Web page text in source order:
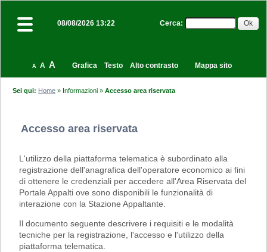
08/08/2026 13:22 Cerca:
A A A Grafica Testo Alto contrasto Mappa sito
Sei qui: Home » Informazioni »Accesso area riservata
Accesso area riservata
L'utilizzo della piattaforma telematica è subordinato alla
registrazione dell'anagrafica dell'operatore economico ai fini
di ottenere le credenziali per accedere all'Area Riservata del
Portale Appalti ove sono disponibili le funzionalità di
interazione con la Stazione Appaltante.
Il documento seguente descrivere i requisiti e le modalità
tecniche per la registrazione, l'accesso e l'utilizzo della
piattaforma telematica.